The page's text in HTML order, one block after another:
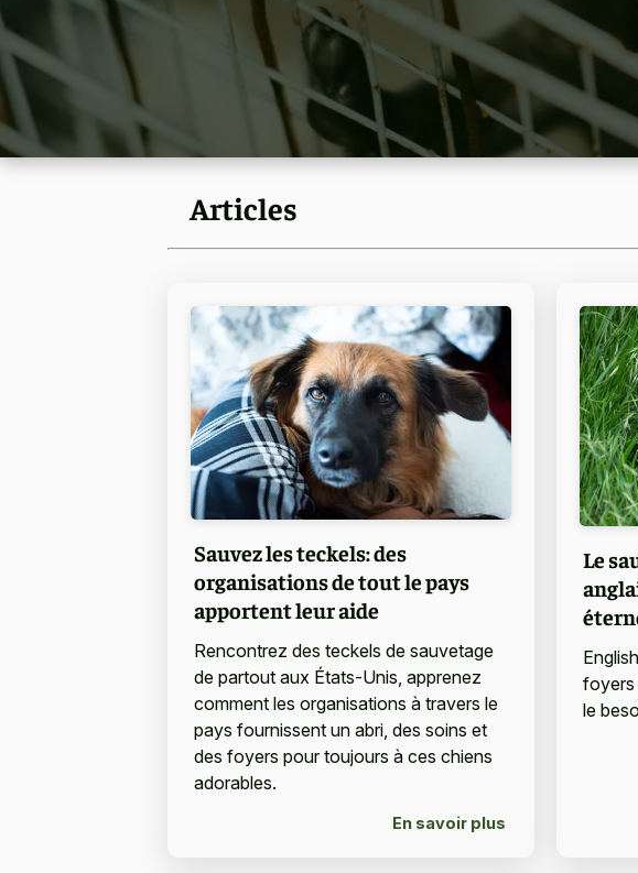
Articles
Sauvez les teckels: des
organisations de tout le pays
apportent leur aide
Rencontrez des teckels de sauvetage
de partout aux États-Unis, apprenez
comment les organisations à travers le
pays fournissent un abri, des soins et
des foyers pour toujours à ces chiens
adorables.
En savoir plus
Le
foyers
le